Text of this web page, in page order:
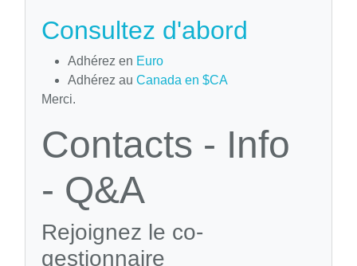
Consultez d'abord
Adhérez en Euro
Adhérez au Canada en $CA
Merci.
Contacts - Info
- Q&A
Rejoignez le co-
gestionnaire